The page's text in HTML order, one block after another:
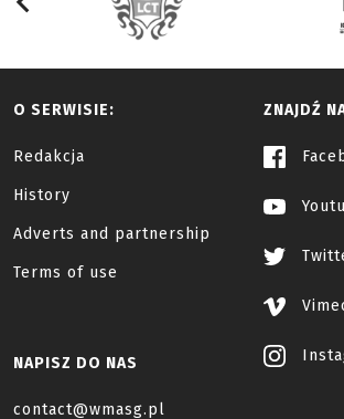
O SERWISIE:
Redakcja
History
Adverts and partnership
Terms of use
ZNAJDŹ
NAPISZ DO NAS
contact@wmasg.pl